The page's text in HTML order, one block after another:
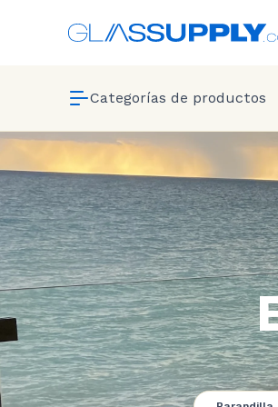
Categorías de productos